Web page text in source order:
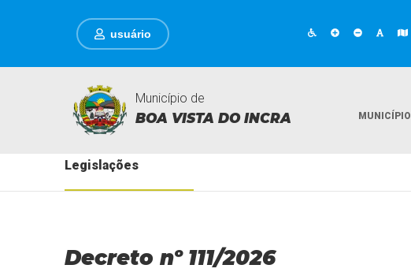
usuário
Município de
BOA VISTA DO INCRA MUNICÍPIO
Legislações
Decreto nº 111/2026